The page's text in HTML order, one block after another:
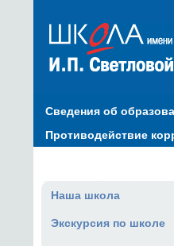
Сведения об
Противодействие
Наша школа
Экскурсия по школе